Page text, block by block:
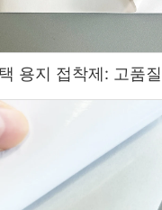
용지 접착제: 고품